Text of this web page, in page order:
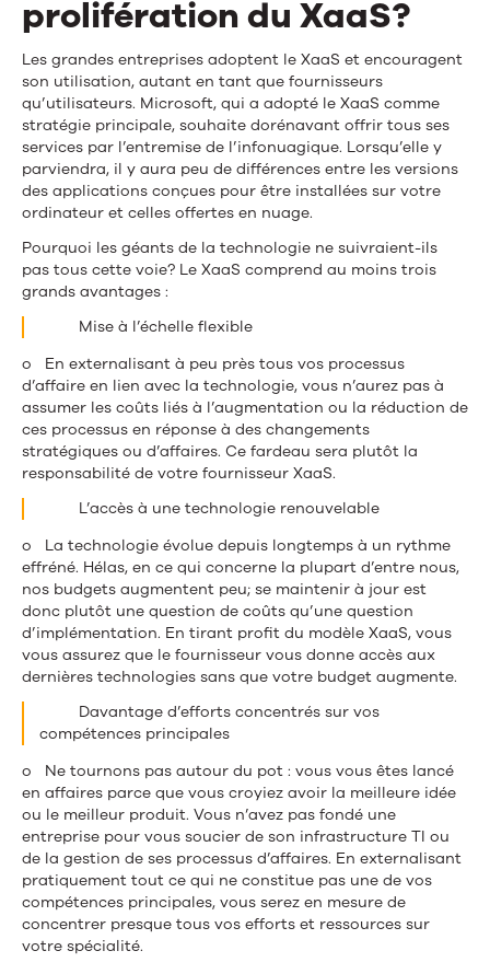
prolifération du XaaS?
Les grandes entreprises adoptent le XaaS et encouragent
son utilisation, autant en tant que fournisseurs
qu’utilisateurs. Microsoft, qui a adopté le XaaS comme
stratégie principale, souhaite dorénavant offrir tous ses
services par l’entremise de l’infonuagique. Lorsqu’elle y
parviendra, il y aura peu de différences entre les versions
des applications conçues pour être installées sur votre
ordinateur et celles offertes en nuage.
Pourquoi les géants de la technologie ne suivraient-ils
pas tous cette voie? Le XaaS comprend au moins trois
grands avantages :
Mise à l’échelle flexible
o En externalisant à peu près tous vos processus
d’affaire en lien avec la technologie, vous n’aurez pas à
assumer les coûts liés à l’augmentation ou la réduction de
ces processus en réponse à des changements
stratégiques ou d’affaires. Ce fardeau sera plutôt la
responsabilité de votre fournisseur XaaS.
L’accès à une technologie renouvelable
o La technologie évolue depuis longtemps à un rythme
effréné. Hélas, en ce qui concerne la plupart d’entre nous,
nos budgets augmentent peu; se maintenir à jour est
donc plutôt une question de coûts qu’une question
d’implémentation. En tirant profit du modèle XaaS, vous
vous assurez que le fournisseur vous donne accès aux
dernières technologies sans que votre budget augmente.
Davantage d’efforts concentrés sur vos
compétences principales
o Ne tournons pas autour du pot : vous vous êtes lancé
en affaires parce que vous croyiez avoir la meilleure idée
ou le meilleur produit. Vous n’avez pas fondé une
entreprise pour vous soucier de son infrastructure TI ou
de la gestion de ses processus d’affaires. En externalisant
pratiquement tout ce qui ne constitue pas une de vos
compétences principales, vous serez en mesure de
concentrer presque tous vos efforts et ressources sur
votre spécialité.